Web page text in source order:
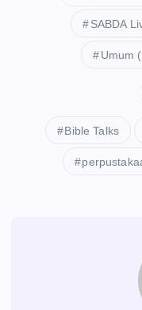
SABDA
Umum
Bible Talks